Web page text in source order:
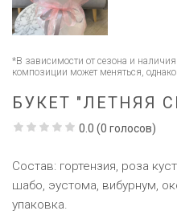
*В зависимости от сезона и наличия
композиции может меняться, однако
БУКЕТ "ЛЕТНЯЯ
0.0 (0 голосов)
Состав: гортензия, роза
шабо, эустома, вибурнум,
упаковка.